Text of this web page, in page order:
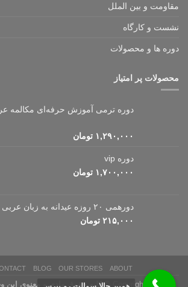
مقاومت و بین الملل
نشست و کارگاه
دوره ها و محصولات
محصولات پر امتیاز
دوره ترمی آموزش حرفه‌ای مکالمه
۱,۲۹۰,۰۰۰ تومان
دوره vip
۱,۷۰۰,۰۰۰ تومان
دورهمی ۲۰ روزه عیدانه به زبان عربی
۲۱۵,۰۰۰ تومان
ABOUT
OUR STORES
BLOG
Copyright 2026 © کلیه حقوق مادی و معنوی این